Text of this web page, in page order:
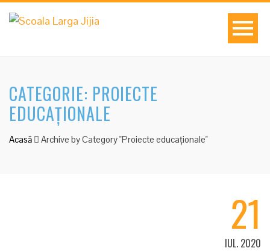
CATEGORIE: PROIECTE
EDUCAȚIONALE
Acasă Archive by Category "Proiecte educaționale"
21
IUL. 2020